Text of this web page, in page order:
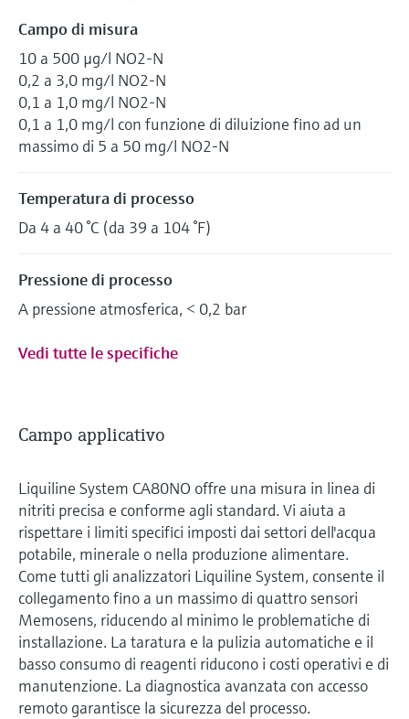
Campo di misura
10 a 500 µg/l NO2-N
0,2 a 3,0 mg/l NO2-N
0,1 a 1,0 mg/l NO2-N
0,1 a 1,0 mg/l con funzione di diluizione fino ad un
massimo di 5 a 50 mg/l NO2-N
Temperatura di processo
Da 4 a 40 °C (da 39 a 104 °F)
Pressione di processo
A pressione atmosferica, < 0,2 bar
Vedi tutte le specifiche
Campo applicativo
Liquiline System CA80NO offre una misura in linea di
nitriti precisa e conforme agli standard. Vi aiuta a
rispettare i limiti specifici imposti dai settori dell'acqua
potabile, minerale o nella produzione alimentare.
Come tutti gli analizzatori Liquiline System, consente il
collegamento fino a un massimo di quattro sensori
Memosens, riducendo al minimo le problematiche di
installazione. La taratura e la pulizia automatiche e il
basso consumo di reagenti riducono i costi operativi e di
manutenzione. La diagnostica avanzata con accesso
remoto garantisce la sicurezza del processo.